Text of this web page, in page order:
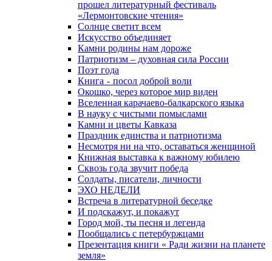
прошел литературный фестиваль
«Лермонтовские чтения»
Солнце светит всем
Искусство объединяет
Камни родины нам дороже
Патриотизм – духовная сила России
Поэт года
Книга - посол доброй воли
Окошко, через которое мир виден
Вселенная карачаево-балкарского языка
В науку с чистыми помыслами
Камни и цветы Кавказа
Праздник единства и патриотизма
Несмотря ни на что, оставаться женщиной
Книжная выставка к важному юбилею
Сквозь года звучит победа
Солдаты, писатели, личности
ЭХО НЕДЕЛИ
Встреча в литературной беседке
И подскажут, и покажут
Город мой, ты песня и легенда
Пообщались с петербуржцами
Презентация книги « Ради жизни на планете
земля»